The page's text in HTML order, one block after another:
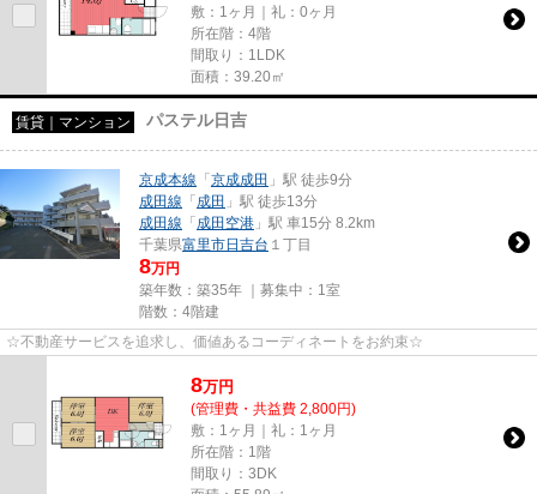
敷：1ヶ月｜礼：0ヶ月
所在階：4階
間取り：1LDK
面積：39.20㎡
賃貸｜マンション パステル日吉
京成本線 「京成成田 」駅 徒歩9分
成田線 「成田 」駅 徒歩13分
成田線 「成田空港 」駅 車15分 8.2km
千葉県富里市日吉台 １丁目
8万円
築年数：築35年 ｜募集中： 1室
階数：4階建
☆不動産サービスを追求し、価値あるコーディネートをお約束☆
8万円
(管理費・共益費 2,800円)
敷：1ヶ月｜礼：1ヶ月
所在階：1階
間取り：3DK